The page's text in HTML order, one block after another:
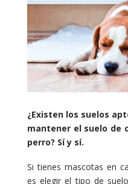
¿Existen los suelos
mantener el suelo de
perro? Sí y sí.
Si tienes mascotas en
es elegir el tipo de